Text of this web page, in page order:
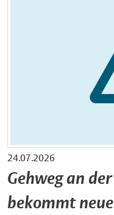
24.07.2026
Gehweg an
bekommt